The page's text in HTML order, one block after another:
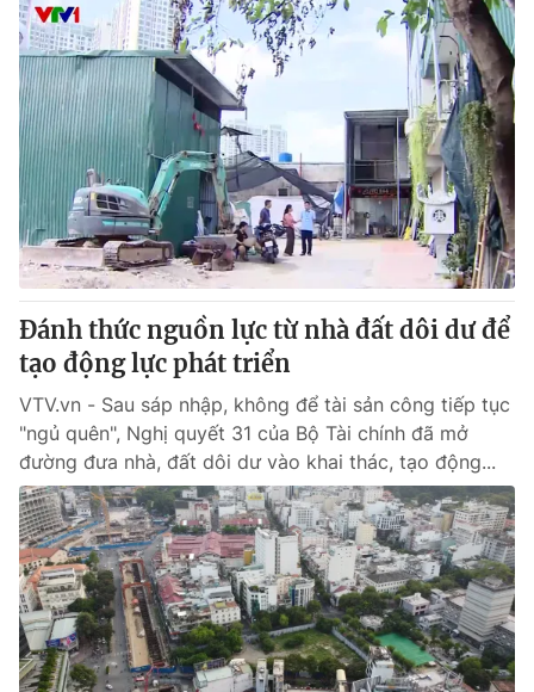
Y tế
Thế giới
Tin tức
Thế giới đó đây
Câu chuyện quốc tế
Kinh tế
Tài chính
Thị trường
Góc doanh nghiệp
Dữ liệu và đời sống
Truyền hình
Phim VTV
Hậu trường
Nhân vật
Khán giả
Giải sao mai
Giải trí
Điện ảnh
Âm nhạc
Sao
Đời sống
Du lịch
Làm đẹp
Chất lượng cuộc sống
Giáo dục
Tuyển sinh
Học trực tuyến
Công nghệ
Hitech Công nghệ tương lai
Giao lưu trực tuyến
Đánh thức nguồn lực từ nhà đất dôi dư để
tạo động lực phát triển
VTV.vn - Sau sáp nhập, không để tài sản công tiếp tục
"ngủ quên", Nghị quyết 31 của Bộ Tài chính đã mở
đường đưa nhà, đất dôi dư vào khai thác, tạo động...